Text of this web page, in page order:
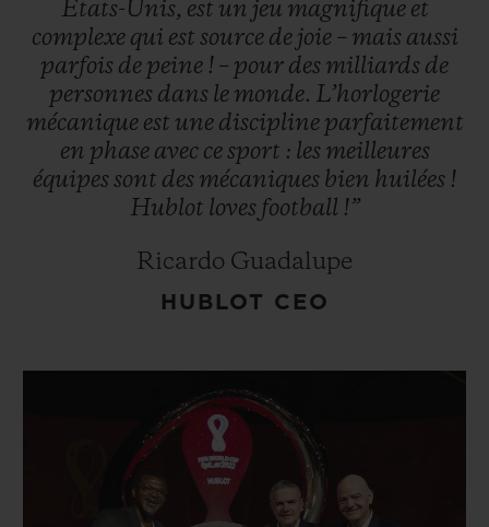
États-Unis, est un jeu magnifique et
complexe qui est source de joie – mais aussi
parfois de peine ! – pour des milliards de
personnes dans le monde. L’horlogerie
mécanique est une discipline parfaitement
en phase avec cesport : les meilleures
équipessont des mécaniques bien huilées !
Hublot loves football !”
Ricardo Guadalupe
HUBLOT CEO